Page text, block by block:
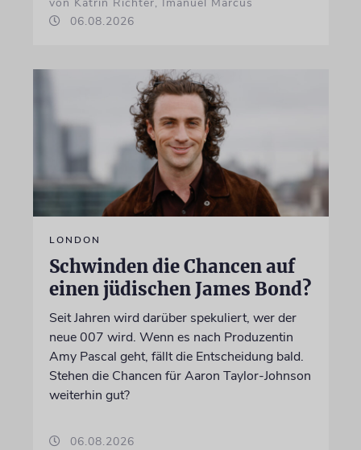
06.08.2026
LONDON
Schwinden die Chancen auf
einen jüdischen James Bond?
Seit Jahren wird darüber spekuliert, wer der
neue 007 wird. Wenn es nach Produzentin
Amy Pascal geht, fällt die Entscheidung bald.
Stehen die Chancen für Aaron Taylor-Johnson
weiterhin gut?
06.08.2026